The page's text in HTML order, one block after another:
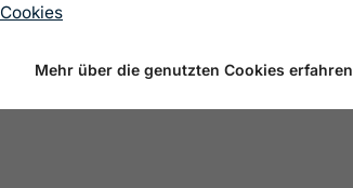
Mehr über die genutzten Cookies erfahren